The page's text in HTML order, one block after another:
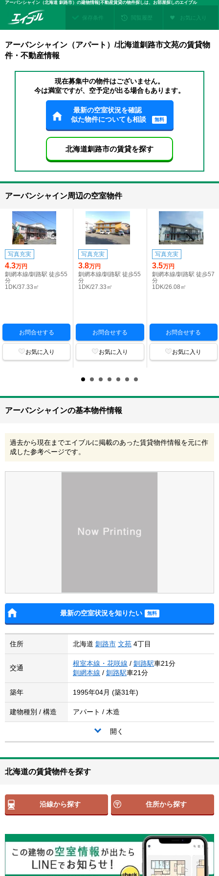
アーバンシャイン（北海道 釧路市）の建物情報|不動産賃貸の物件探しは、お部屋探しのエイブル
保存条件 閲覧履歴 お気に入り
アーバンシャイン（アパート）/北海道釧路市文苑の賃貸物
件・不動産情報
現在募集中の物件はございません。
今は満室ですが、空予定が出る場合もあります。
最新の空室状況を確認
似た物件についても相談
無料
北海道釧路市の賃貸を探す
アーバンシャイン周辺の空室物件
写真充実
4.3万円
釧網本線/釧路駅 徒歩55
分
1DK/37.33㎡
お問合せする
お気に入り
写真充実
3.8万円
釧網本線/釧路駅 徒歩55
分
1DK/27.33㎡
お問合せする
お気に入り
写真充実
3.5万円
釧網本線/釧路駅 徒歩57
分
1DK/26.08㎡
お問合せする
お気に入り
アーバンシャインの基本物件情報
過去から現在までエイブルに掲載のあった賃貸物件情報を元に作
成した参考ページです。
最新の空室状況を知りたい
住所 北海道 釧路市 文苑 4丁目
交通
根室本線・花咲線 / 釧路駅車21分
釧網本線 / 釧路駅車21分
築年 1995年04月 (築31年)
建物種別 / 構造 アパート / 木造
開く
北海道の賃貸物件を探す
沿線から探す 住所から探す